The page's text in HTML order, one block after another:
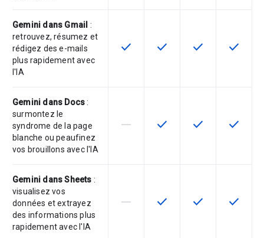
Gemini dans Gmail :
retrouvez, résumez et
rédigez des e-mails
plus rapidement avec
l'IA
Cette fonctionnalité est disponible
check Cette fonctionnalité est
check Cette
check Cette
check
Gemini dans Docs:
surmontez le
syndrome de la page
blanche ou peaufinez
vos brouillons avec l'IA
Cette fonctionnalité n'est pas
horizontal_rule Cette fonctionnalité est
check Cette
check Cette
check
Gemini dans Sheets :
visualisez vos
données et extrayez
des informations plus
rapidement avec l'IA
Cette fonctionnalité n'est pas
horizontal_rule Cette fonctionnalité est
check Cette
check Cette
check